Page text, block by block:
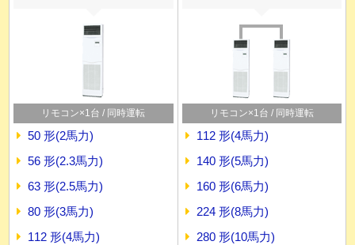
リモコン×1台 / 同時運転
50 形(2馬力)
56 形(2.3馬力)
63 形(2.5馬力)
80 形(3馬力)
112 形(4馬力)
リモコン×1台 / 同時運転
112 形(4馬力)
140 形(5馬力)
160 形(6馬力)
224 形(8馬力)
280 形(10馬力)